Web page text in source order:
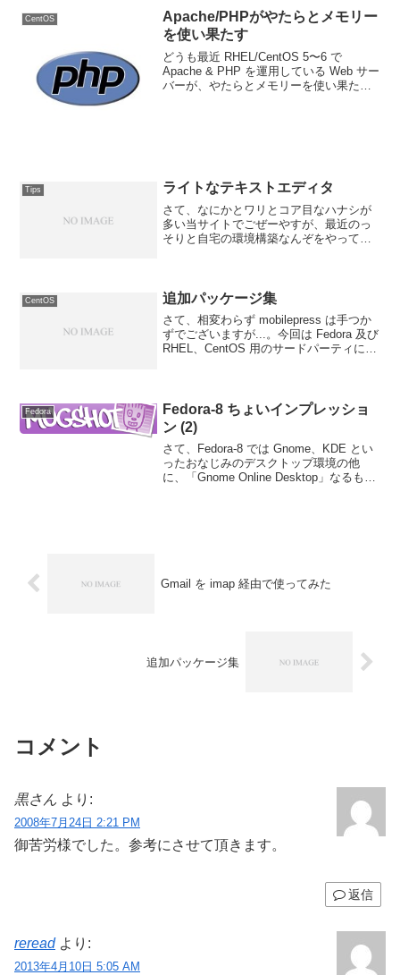
界だったんだけんども、最近はワリとフ
ツーに使えま...
CentOS
Apache/PHPがやたらとメモリー
を使い果たす
どうも最近 RHEL/CentOS 5〜6 で
Apache & PHP を運用している Web サー
バーが、やたらとメモリーを使い果たす
Tips ライトなテキストエディタ
さて、なにかとワリとコア目なハナシが
多い当サイトでごぜーやすが、最近のっ
そりと自宅の環境構築なんぞをやってる
たことの...
CentOS 追加パッケージ集
さて、相変わらず mobilepress は手つか
ずでございますが...。今回は Fedora 及び
RHEL、CentOS 用のサードパーティによ
Fedora
Fedora-8 ちょいインプレッショ
ン (2)
さて、Fedora-8 では Gnome、KDE とい
ったおなじみのデスクトップ環境の他
に、「Gnome Online Desktop」なるもの
Gmail を imap 経由で使ってみた
追加パッケージ集
コメント
黒さん より:
2008年7月24日 2:21 PM
御苦労様でした。参考にさせて頂きます。
返信
reread より:
2013年4月10日 5:05 AM